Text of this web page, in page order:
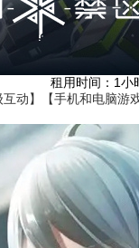
租用时间 ：1
互动】【手机和电脑